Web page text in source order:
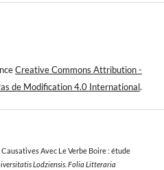
Creative Commons Attribution -
de Modification 4.0 International.
Avec Le Verbe Boire : étude
Lodziensis. Folia Litteraria